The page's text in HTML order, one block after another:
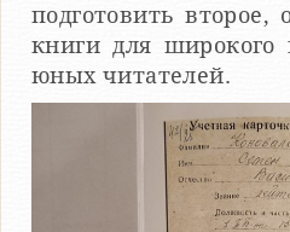
подготовить второе,
книги для широкого
юных читателей.